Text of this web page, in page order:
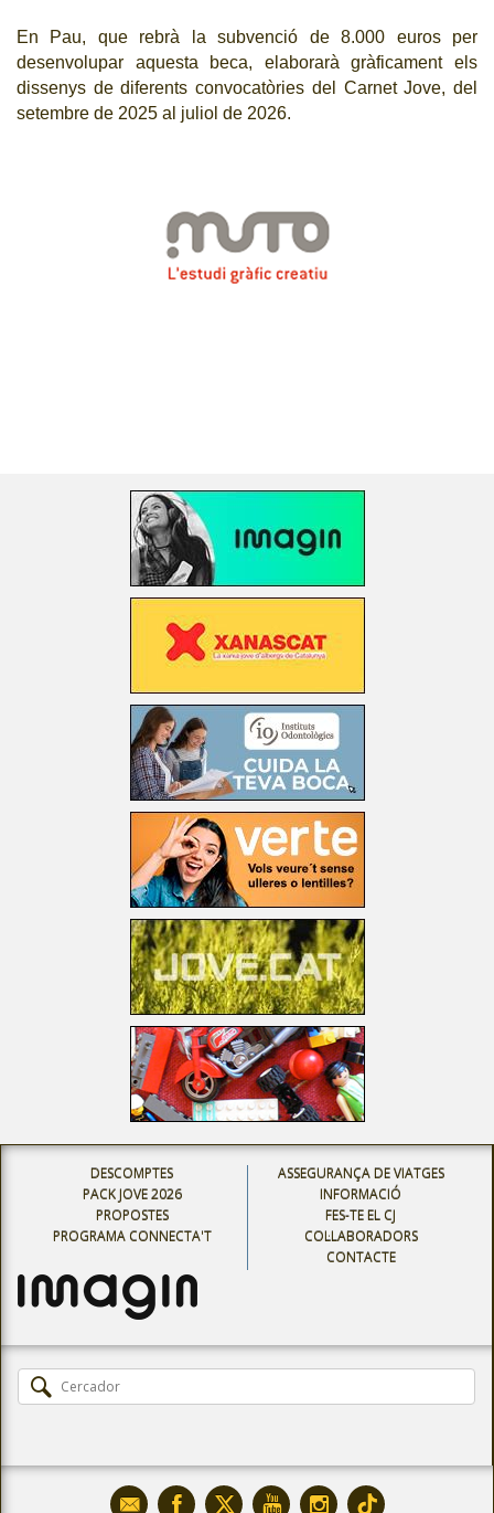
En Pau, que rebrà la subvenció de 8.000 euros per
desenvolupar aquesta beca, elaborarà gràficament els
dissenys de diferents convocatòries del Carnet Jove, del
setembre de 2025 al juliol de 2026.
DESCOMPTES
PACK JOVE 2026
PROPOSTES
PROGRAMA CONNECTA'T
ASSEGURANÇA DE VIATGES
INFORMACIÓ
FES-TE EL CJ
COL·LABORADORS
CONTACTE